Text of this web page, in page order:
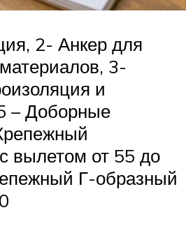
2- Анкер для
3-
и
– Доборные
вылетом от 55 до
Г-образный